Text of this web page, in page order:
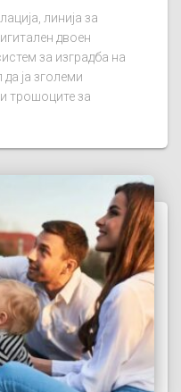
линија за
двоен
за изградба на
ја зголеми
трошоците за